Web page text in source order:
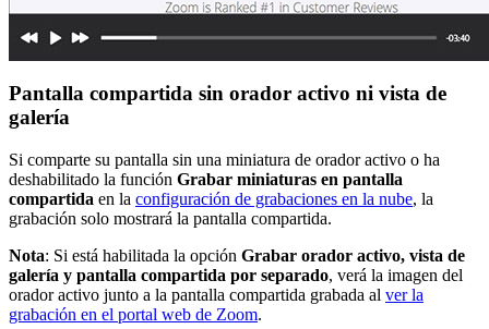
Pantalla compartida sin orador activo ni vista de
galería
Si comparte su pantalla sin una miniatura de orador activo o ha
deshabilitado la función Grabar miniaturas en pantalla
compartida en la configuración de grabaciones en la nube, la
grabación solo mostrará la pantalla compartida.
Nota: Si está habilitada la opción Grabar orador activo, vista de
galería y pantalla compartida por separado, verá la imagen del
orador activo junto a la pantalla compartida grabada al ver la
grabación en el portal web de Zoom.